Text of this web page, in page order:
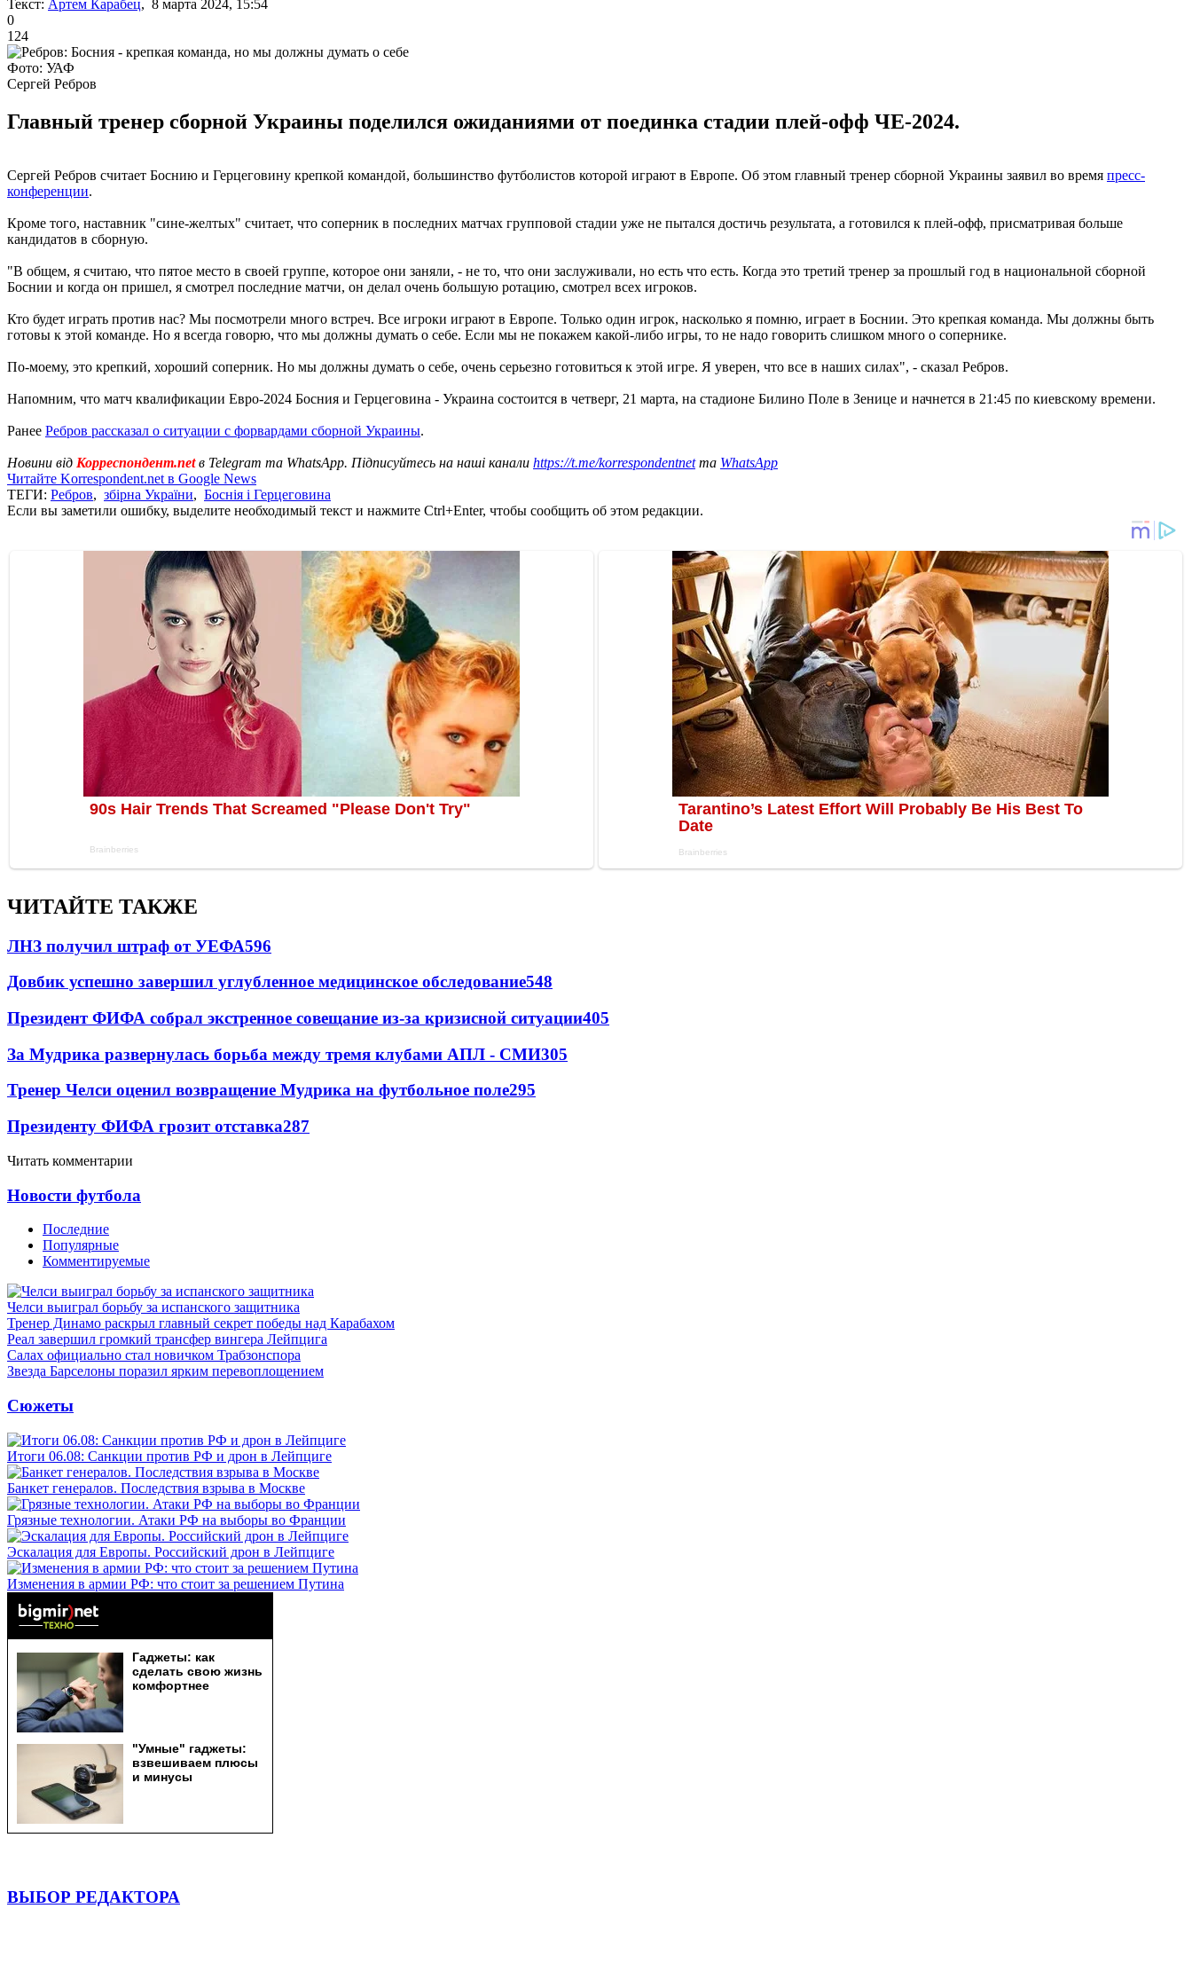
Текст: Артем Карабец, 8 марта 2024, 15:54
0
124
Фото: УАФ
Сергей Ребров
Главный тренер сборной Украины поделился ожиданиями от поединка стадии плей-офф ЧЕ-2024.
Сергей Ребров считает Боснию и Герцеговину крепкой командой, большинство футболистов которой играют в Европе. Об этом главный тренер сборной Украины заявил во время пресс-
конференции.
Кроме того, наставник "сине-желтых" считает, что соперник в последних матчах групповой стадии уже не пытался достичь результата, а готовился к плей-офф, присматривая больше
кандидатов в сборную.
"В общем, я считаю, что пятое место в своей группе, которое они заняли, - не то, что они заслуживали, но есть что есть. Когда это третий тренер за прошлый год в национальной сборной
Боснии и когда он пришел, я смотрел последние матчи, он делал очень большую ротацию, смотрел всех игроков.
Кто будет играть против нас? Мы посмотрели много встреч. Все игроки играют в Европе. Только один игрок, насколько я помню, играет в Боснии. Это крепкая команда. Мы должны быть
готовы к этой команде. Но я всегда говорю, что мы должны думать о себе. Если мы не покажем какой-либо игры, то не надо говорить слишком много о сопернике.
По-моему, это крепкий, хороший соперник. Но мы должны думать о себе, очень серьезно готовиться к этой игре. Я уверен, что все в наших силах", - сказал Ребров.
Напомним, что матч квалификации Евро-2024 Босния и Герцеговина - Украина состоится в четверг, 21 марта, на стадионе Билино Поле в Зенице и начнется в 21:45 по киевскому времени.
Ранее Ребров рассказал о ситуации с форвардами сборной Украины.
Новини від Корреспондент.netв Telegram та WhatsApp. Підписуйтесь на наші канали https://t.me/korrespondentnetта WhatsApp
Читайте Korrespondent.net в Google News
ТЕГИ: Ребров, збірна України, Боснія і Герцеговина
Если вы заметили ошибку, выделите необходимый текст и нажмите Ctrl+Enter, чтобы сообщить об этом редакции.
ЧИТАЙТЕ ТАКЖЕ
ЛНЗ получил штраф от УЕФА596
Довбик успешно завершил углубленное медицинское обследование548
Президент ФИФА собрал экстренное совещание из-за кризисной ситуации405
За Мудрика развернулась борьба между тремя клубами АПЛ - СМИ305
Тренер Челси оценил возвращение Мудрика на футбольное поле295
Президенту ФИФА грозит отставка287
Читать комментарии
Новости футбола
Последние
Популярные
Комментируемые
Челси выиграл борьбу за испанского защитника
Тренер Динамо раскрыл главный секрет победы над Карабахом
Реал завершил громкий трансфер вингера Лейпцига
Салах официально стал новичком Трабзонспора
Звезда Барселоны поразил ярким перевоплощением
Сюжеты
Итоги 06.08: Санкции против РФ и дрон в Лейпциге
Банкет генералов. Последствия взрыва в Москве
Грязные технологии. Атаки РФ на выборы во Франции
Эскалация для Европы. Российский дрон в Лейпциге
Изменения в армии РФ: что стоит за решением Путина
ВЫБОР РЕДАКТОРА